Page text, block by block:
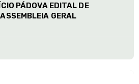
PÁDOVA EDITAL DE
GERAL